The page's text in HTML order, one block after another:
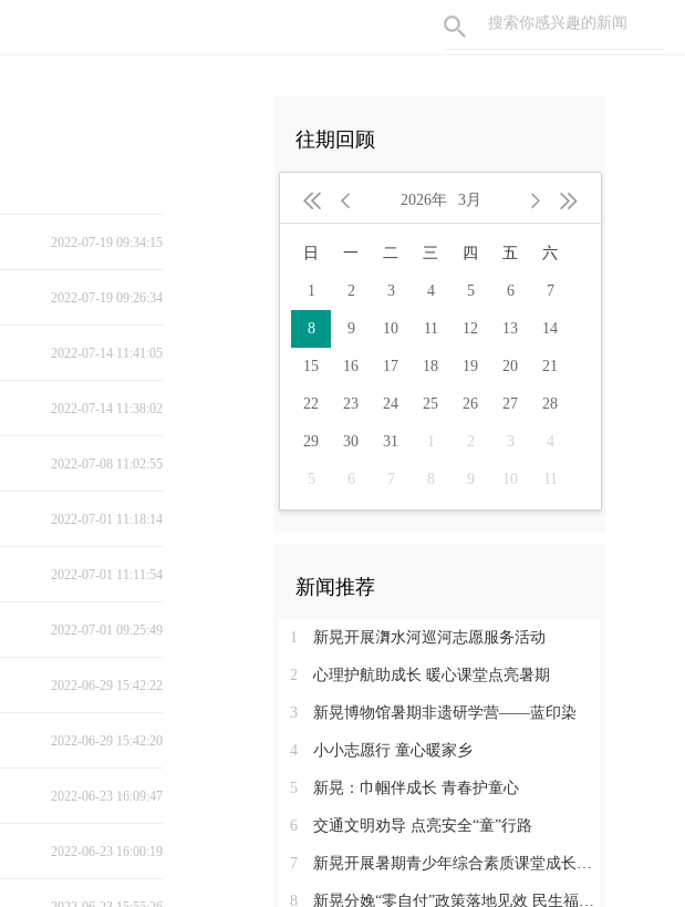
2022-07-19 09:34:15
2022-07-19 09:26:34
2022-07-14 11:41:05
2022-07-14 11:38:02
2022-07-08 11:02:55
2022-07-01 11:18:14
2022-07-01 11:11:54
2022-07-01 09:25:49
2022-06-29 15:42:22
2022-06-29 15:42:20
2022-06-23 16:09:47
2022-06-23 16:00:19
往期回顾
  2026年 3月  
日 一 二 三 四 五 六
1 2 3 4 5 6 7
8 9 10 11 12 13 14
15 16 17 18 19 20 21
22 23 24 25 26 27 28
29 30 31 1 2 3 4
5 6 7 8 9 10 11
新闻推荐
1 新晃开展㵲水河巡河志愿服务活动
2 心理护航助成长 暖心课堂点亮暑期
3 新晃博物馆暑期非遗研学营——蓝印染
4 小小志愿行 童心暖家乡
5 新晃：巾帼伴成长 青春护童心
6 交通文明劝导 点亮安全“童”行路
7 新晃开展暑期青少年综合素质课堂成长营活动
8 新晃分娩“零自付”政策落地见效 民生福祉惠及育龄群众